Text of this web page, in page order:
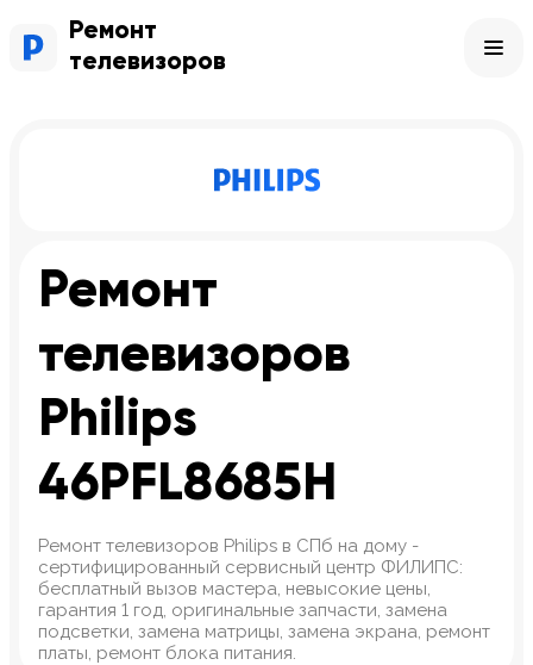
Ремонт
телевизоров
Ремонт
телевизоров
Philips
46PFL8685H
Ремонт телевизоров Philips в СПб на дому -
сертифицированный сервисный центр ФИЛИПС:
бесплатный вызов мастера, невысокие цены,
гарантия 1 год, оригинальные запчасти, замена
подсветки, замена матрицы, замена экрана, ремонт
платы, ремонт блока питания.